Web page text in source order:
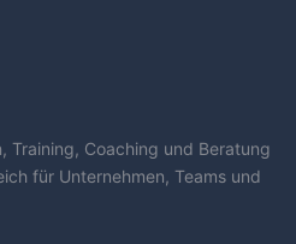
Training, Coaching und Beratung
für Unternehmen, Teams und